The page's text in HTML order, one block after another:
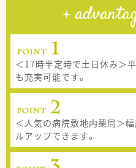
＜17時半定時で土日休み＞
も充実可能です。
＜人気の病院敷地内薬局＞
ルアップできます。